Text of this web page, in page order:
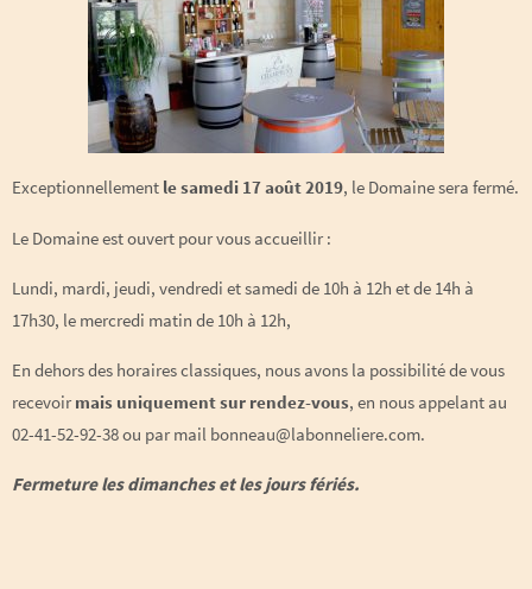
Exceptionnellement le samedi 17 août 2019, le Domaine sera fermé.
Le Domaine est ouvert pour vous accueillir :
Lundi, mardi, jeudi, vendredi et samedi de 10h à 12h et de 14h à
17h30, le mercredi matin de 10h à 12h,
En dehors des horaires classiques, nous avons la possibilité de vous
recevoir mais uniquement sur rendez-vous, en nous appelant au
02-41-52-92-38 ou par mail bonneau@labonneliere.com.
Fermeture les dimanches et les jours fériés.